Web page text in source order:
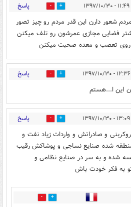
۱۱:۴۹ - ۱۳۹۷/۱۰/۳۰ 8 پاسخ
شعور دارن این قدر مردم رو چیز تصور
فضایی مجازی عمرشون رو تلف میکنن
روی تعصب و معده صحبت میکنن
۱۲:۳۶ - ۱۳۹۷/۱۰/۳۰ 2 پاسخ
این ا...هستم
۱۳:۰۹ - ۱۳۹۷/۱۰/۳۰ 186 پاسخ
و صادراتش و واردات زیاد نفت و
شده صنایع نساجی و پوشاکش رقیب
شده و به سر در صنایع نظامی و
به فکر خودت باش
12